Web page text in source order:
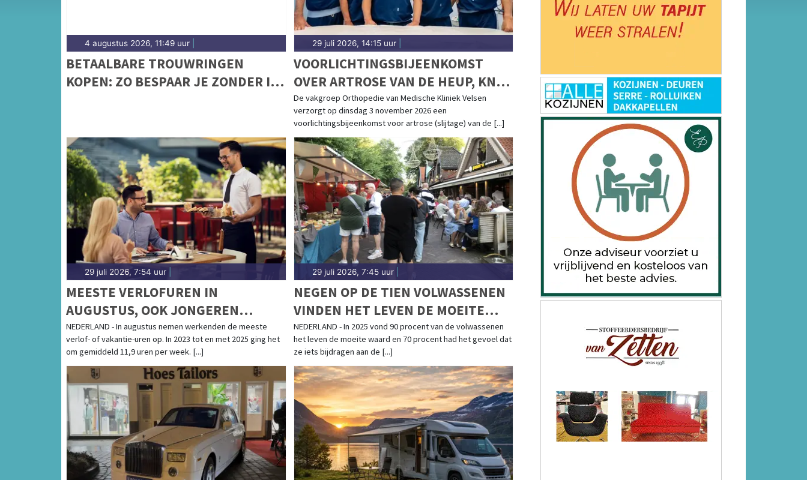
4 augustus 2026, 11:49 uur
BETAALBARE TROUWRINGEN
KOPEN: ZO BESPAAR JE ZONDER IN
29 juli 2026, 14:15 uur|
VOORLICHTINGSBIJEENKOMST
OVER ARTROSE VAN DE HEUP, KNIE
EN SCHOUDER IN MEDISCHE
KLINIEK VELSEN
De vakgroep Orthopedie van Medische Kliniek Velsen
verzorgt op dinsdag 3 november 2026 een
voorlichtingsbijeenkomst voor artrose (slijtage) van de [...]
29 juli 2026, 7:54 uur
MEESTE VERLOFUREN IN
AUGUSTUS, OOK JONGEREN
WERKEN DAN MINSTE AANTAL
UREN
NEDERLAND - In augustus nemen werkenden de meeste
verlof- of vakantie-uren op. In 2023 tot en met 2025 ging het
om gemiddeld 11,9 uren per week. [...]
29 juli 2026, 7:45 uur|
NEGEN OP DE TIEN VOLWASSENEN
VINDEN HET LEVEN DE MOEITE
WAARD
NEDERLAND - In 2025 vond 90 procent van de volwassenen
het leven de moeite waard en 70 procent had het gevoel dat
ze iets bijdragen aan de [...]